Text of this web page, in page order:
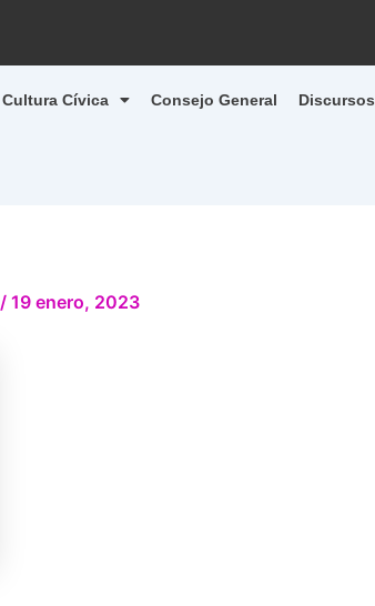
Cultura Cívica Consejo General Discursos
/ 19 enero, 2023